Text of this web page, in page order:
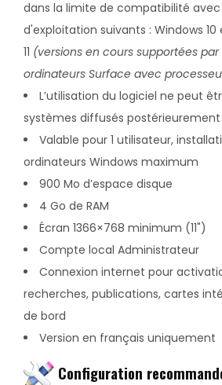
dans la limite de compatibilité
d'exploitation suivants : Windows 10
11 (versions en cours supportées par
ordinateurs Surface avec
L’utilisation du logiciel ne peut
systèmes diffusés
Valable pour 1 utilisateur,
ordinateurs Windows maximum
900 Mo d’espace disque
4 Go de RAM
Écran 1366×768 minimum (11")
Compte local Administrateur
Connexion internet pour
recherches, publications, cartes
de bord
Version en français uniquement
Configuration